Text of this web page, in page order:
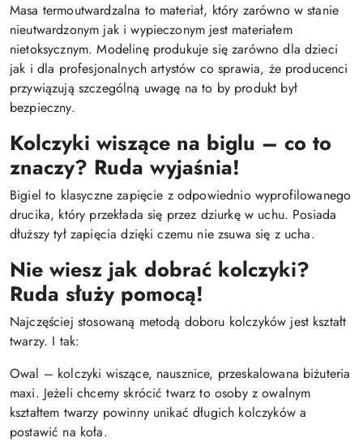
Masa termoutwardzalna to materiał, który zarówno w stanie
nieutwardzonym jak i wypieczonym jest materiałem
nietoksycznym. Modelinę produkuje się zarówno dla dzieci
jak i dla profesjonalnych artystów co sprawia, że producenci
przywiązują szczególną uwagę na to by produkt był
bezpieczny.
Kolczyki wiszące na biglu – co to
znaczy? Ruda wyjaśnia!
Bigiel to klasyczne zapięcie z odpowiednio wyprofilowanego
drucika, który przekłada się przez dziurkę w uchu. Posiada
dłuższy tył zapięcia dzięki czemu nie zsuwa się z ucha.
Nie wiesz jak dobrać kolczyki?
Ruda służy pomocą!
Najczęściej stosowaną metodą doboru kolczyków jest kształt
twarzy. I tak:
Owal – kolczyki wiszące, nausznice, przeskalowana biżuteria
maxi. Jeżeli chcemy skrócić twarz to osoby z owalnym
kształtem twarzy powinny unikać długich kolczyków a
postawić na koła.